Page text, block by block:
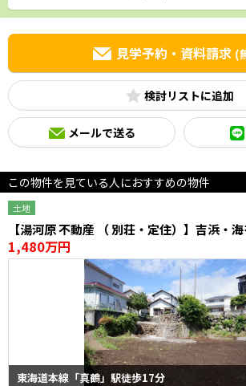
見学予約・資料請求 (
検討リスト
メールで送る
この物件を見ている人におすすめの物件
土地
【湯河原 不動産 （ 別荘・定住）】吉浜・
1,480万円
東海道本線「真鶴」駅徒歩17分